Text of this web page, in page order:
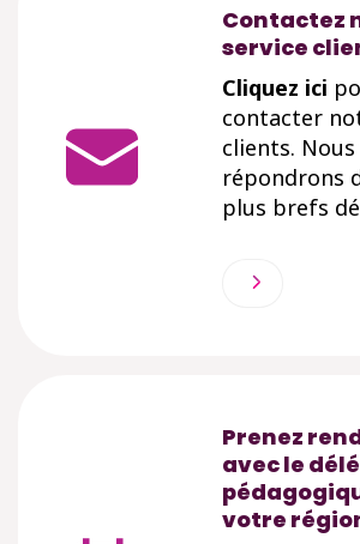
Contactez
service
Cliquez ici
contacter
clients. Nous
répondrons
plus brefs
Prenez
avec le
votre